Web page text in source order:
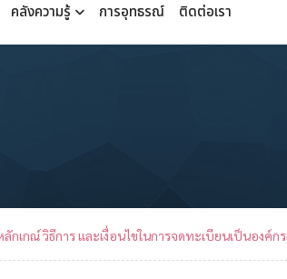
คลังความรู้
การอุทธรณ์ ติดต่อเรา
กเกณ์ วิธีการ และเงื่อนไขในการจดทะเบียนเป็นอง